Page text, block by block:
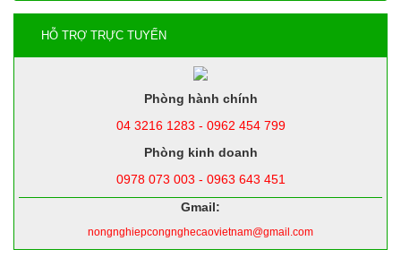
HỖ TRỢ TRỰC TUYẾN
Phòng hành chính
04 3216 1283 - 0962 454 799
Phòng kinh doanh
0978 073 003 - 0963 643 451
Gmail:
nongnghiepcongnghecaovietnam@gmail.com